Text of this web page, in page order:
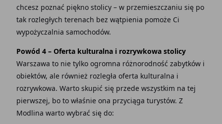
chcesz poznać piękno stolicy – w przemieszczaniu się po
tak rozległych terenach bez wątpienia pomoże Ci
wypożyczalnia samochodów.
Powód 4 – Oferta kulturalna i rozrywkowa stolicy
Warszawa to nie tylko ogromna różnorodność zabytków i
obiektów, ale również rozległa oferta kulturalna i
rozrywkowa. Warto skupić się przede wszystkim na tej
pierwszej, bo to właśnie ona przyciąga turystów. Z
Modlina warto wybrać się do: